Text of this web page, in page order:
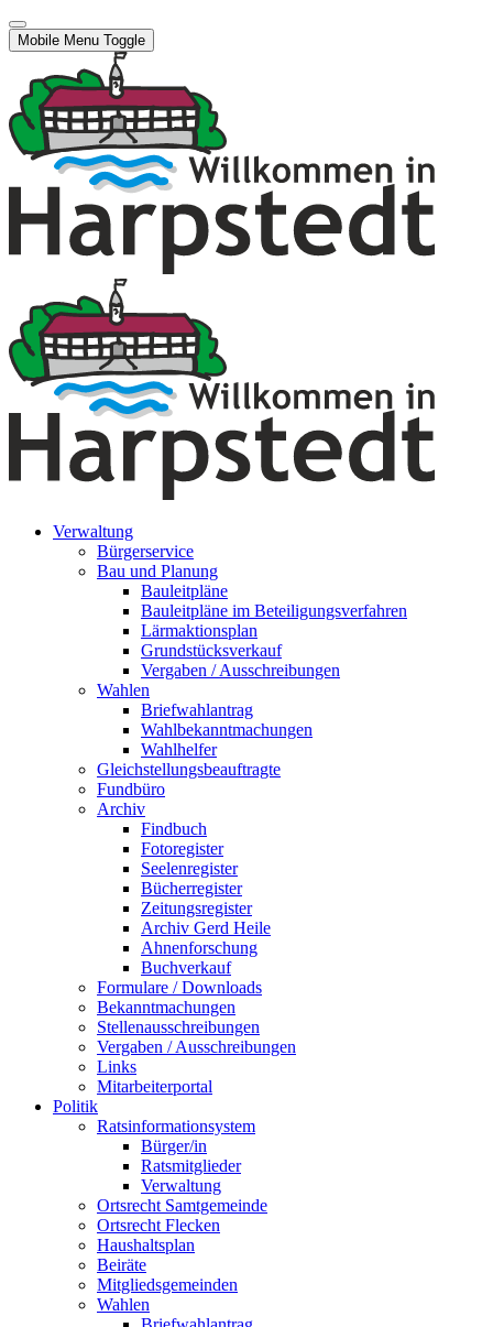
Mobile Menu Toggle
Verwaltung
Bürgerservice
Bau und Planung
Bauleitpläne
Bauleitpläne im Beteiligungsverfahren
Lärmaktionsplan
Grundstücksverkauf
Vergaben / Ausschreibungen
Wahlen
Briefwahlantrag
Wahlbekanntmachungen
Wahlhelfer
Gleichstellungsbeauftragte
Fundbüro
Archiv
Findbuch
Fotoregister
Seelenregister
Bücherregister
Zeitungsregister
Archiv Gerd Heile
Ahnenforschung
Buchverkauf
Formulare / Downloads
Bekanntmachungen
Stellenausschreibungen
Vergaben / Ausschreibungen
Links
Mitarbeiterportal
Politik
Ratsinformationsystem
Bürger/in
Ratsmitglieder
Verwaltung
Ortsrecht Samtgemeinde
Ortsrecht Flecken
Haushaltsplan
Beiräte
Mitgliedsgemeinden
Wahlen